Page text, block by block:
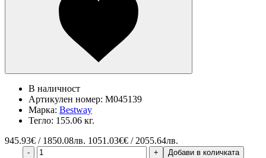
В наличност
Артикулен номер: M045139
Марка: Bestway
Тегло: 155.06 кг.
945.93€ / 1850.08лв. 1051.03€€ / 2055.64лв.
- + Добави в количката